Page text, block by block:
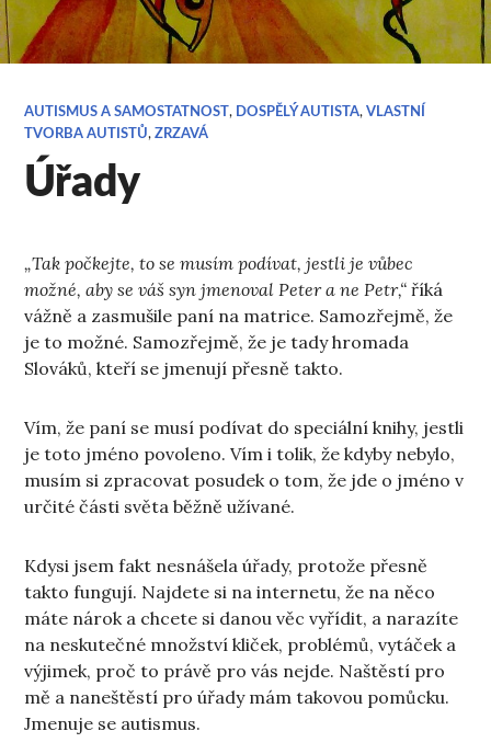
AUTISMUS A SAMOSTATNOST, DOSPĚLÝ AUTISTA,VLASTNÍ
TVORBA AUTISTŮ,ZRZAVÁ
Úřady
„Tak počkejte, to se musím podívat, jestli je vůbec
možné, aby se váš syn jmenoval Peter a ne Petr,“říká
vážně a zasmušile paní na matrice. Samozřejmě, že
je to možné. Samozřejmě, že je tady hromada
Slováků, kteří se jmenují přesně takto.
Vím, že paní se musí podívat do speciální knihy, jestli
je toto jméno povoleno. Vím i tolik, že kdyby nebylo,
musím si zpracovat posudek o tom, že jde o jméno v
určité části světa běžně užívané.
Kdysi jsem fakt nesnášela úřady, protože přesně
takto fungují. Najdete si na internetu, že na něco
máte nárok a chcete si danou věc vyřídit, a narazíte
na neskutečné množství kliček, problémů, vytáček a
výjimek, proč to právě pro vás nejde. Naštěstí pro
mě a naneštěstí pro úřady mám takovou pomůcku.
Jmenuje se autismus.